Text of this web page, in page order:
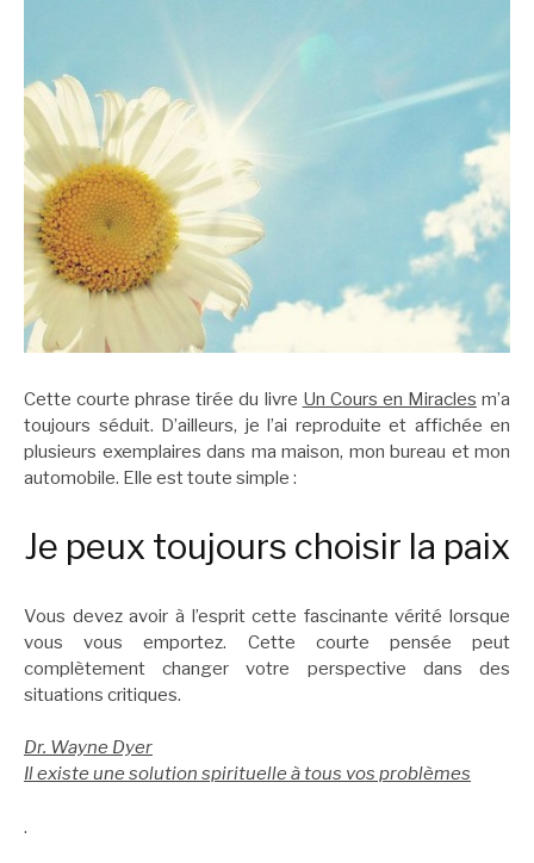
Cette courte phrase tirée du livre Un Cours en Miracles m’a
toujours séduit. D’ailleurs, je l’ai reproduite et affichée en
plusieurs exemplaires dans ma maison, mon bureau et mon
automobile. Elle est toute simple :
Je peux toujours choisir la paix
Vous devez avoir à l’esprit cette fascinante vérité lorsque
vous vous emportez. Cette courte pensée peut
complètement changer votre perspective dans des
situations critiques.
Dr. Wayne Dyer
Il existe une solution spirituelle à tous vos problèmes
.